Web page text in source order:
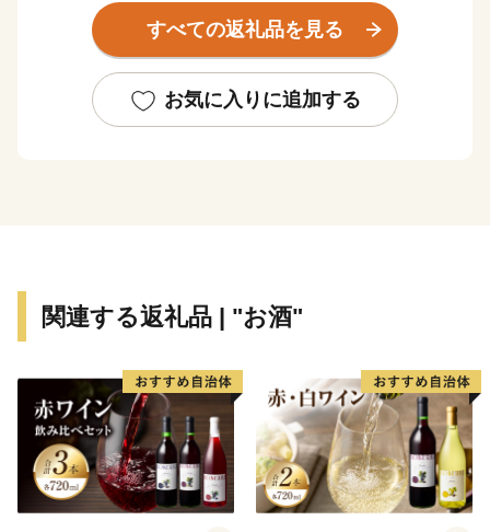
着く有明海では、ムツゴロウなどの希少な生物や日本一
の海苔を育んでいます。
徳稲荷神社」や、有明海の自然を活かしたイベント「鹿
島ガタリンピック」など、訪れた人が見て、体験して、
ただき、鹿島市を応援していただけたら幸いです。
【申込・返礼品に関すること】
鹿島市ふるさと納税サポートセンター（849-1312 佐賀
県鹿島市大字納富分甲224-1）
すべての返礼品を見る
お気に入りに追加する
関連する返礼品 | "お酒"